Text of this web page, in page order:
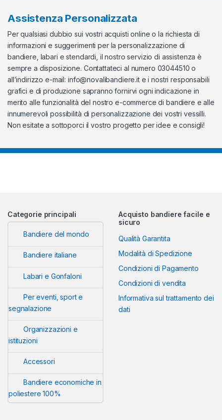
Assistenza Personalizzata
Per qualsiasi dubbio sui vostri acquisti online o la richiesta di
informazioni e suggerimenti per la personalizzazione di
bandiere, labari e stendardi, il nostro servizio di assistenza è
sempre a disposizione. Contattateci al numero 03044510 o
all’indirizzo e-mail: info@novalibandiere.ite i nostri responsabili
grafici e di produzione sapranno fornirvi ogni indicazione in
merito alle funzionalità del nostro e-commerce di bandiere e alle
innumerevoli possibilità di personalizzazione dei vostri vessilli.
Non esitate a sottoporci il vostro progetto per idee e consigli!
Categorie principali
Bandiere del mondo
Bandiere italiane
Labari e Gonfaloni
Per eventi, sport e
segnalazione
Organizzazioni e
istituzioni
Accessori
Bandiere economiche in
poliestere 100%
Acquisto bandiere facile e
sicuro
Qualità Garantita
Modalità di Spedizione
Condizioni di Pagamento
Condizioni di vendita
Informativa sul trattamento dei
dati